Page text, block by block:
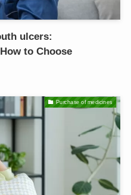
ulcers:
to Choose
Purchase of medicines